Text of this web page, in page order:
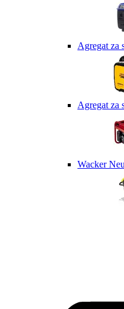
Agregat za
Agregat za
Wacker